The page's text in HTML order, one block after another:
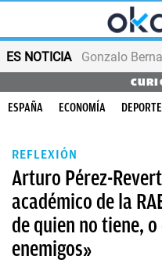
ES NOTICIA Gonzalo
ESPAÑA ECONOMÍA
REFLEXIÓN
Arturo Pérez-
académico de la
de quien no tiene,
enemigos»